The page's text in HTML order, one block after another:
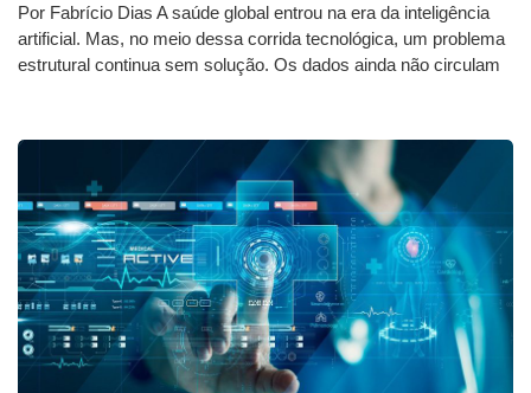
Por Fabrício Dias A saúde global entrou na era da inteligência
artificial. Mas, no meio dessa corrida tecnológica, um problema
estrutural continua sem solução. Os dados ainda não circulam